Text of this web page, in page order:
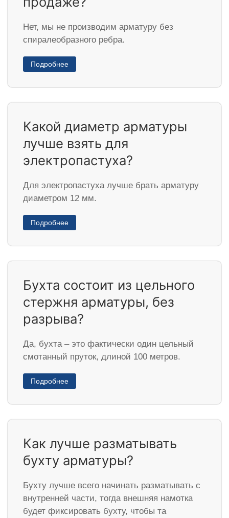
Нет, мы не производим арматуру без
спиралеобразного ребра.
Подробнее
Какой диаметр арматуры
лучше взять для
электропастуха?
Для электропастуха лучше брать арматуру
диаметром 12 мм.
Подробнее
Бухта состоит из цельного
стержня арматуры, без
разрыва?
Да, бухта – это фактически один цельный
смотанный пруток, длиной 100 метров.
Подробнее
Как лучше разматывать
бухту арматуры?
Бухту лучше всего начинать разматывать с
внутренней части, тогда внешняя намотка
будет фиксировать бухту, чтобы та